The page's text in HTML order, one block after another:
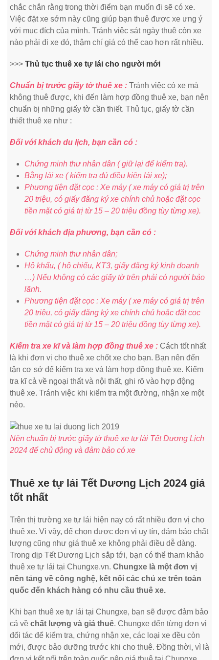
chắc chắn rằng trong thời điểm bạn muốn đi sẽ có xe.
Việc đặt xe sớm này cũng giúp bạn thuê được xe ưng ý
với mục đích của mình. Tránh việc sát ngày thuê còn xe
nào phải đi xe đó, thậm chí giá có thể cao hơn rất nhiều.
>>> Thủ tục thuê xe tự lái cho người mới
Chuẩn bị trước giấy tờ thuê xe : Tránh việc có xe mà
không thuê được, khi đến làm hợp đồng thuê xe, bạn nên
chuẩn bị những giấy tờ cần thiết. Thủ tục, giấy tờ cần
thiết thuê xe như :
Đối với khách du lịch, bạn cần có :
Chứng minh thư nhân dân ( giữ lại để kiểm tra).
Bằng lái xe ( kiểm tra đủ điều kiện lái xe);
Phương tiện đặt cọc : Xe máy ( xe máy có giá trị trên
20 triệu, có giấy đăng ký xe chính chủ hoặc đặt cọc
tiền mặt có giá trị từ 15 – 20 triệu đồng tùy từng xe).
Đối với khách địa phương, bạn cần có :
Chứng minh thư nhân dân;
Hộ khẩu, ( hộ chiếu, KT3, giấy đăng ký kinh doanh
…) Nếu không có các giấy tờ trên phải có người bảo
lãnh.
Phương tiện đặt cọc : Xe máy ( xe máy có giá trị trên
20 triệu, có giấy đăng ký xe chính chủ hoặc đặt cọc
tiền mặt có giá trị từ 15 – 20 triệu đồng tùy từng xe).
Kiểm tra xe kĩ và làm hợp đồng thuê xe : Cách tốt nhất
là khi đơn vị cho thuê xe chốt xe cho bạn. Bạn nên đến
tận cơ sở để kiểm tra xe và làm hợp đồng thuê xe. Kiểm
tra kĩ cả về ngoại thất và nội thất, ghi rõ vào hợp động
thuê xe. Tránh việc khi kiểm tra một đường, nhận xe một
nẻo.
Nên chuẩn bị trước giấy tờ thuê xe tự lái Tết Dương Lịch
2024 để chủ động và đảm bảo có xe
Thuê xe tự lái Tết Dương Lịch 2024 giá
tốt nhất
Trên thị trường xe tự lái hiện nay có rất nhiều đơn vị cho
thuê xe. Vì vậy, để chọn được đơn vị uy tín, đảm bảo chất
lượng cũng như giá thuê xe không phải điều dễ dàng.
Trong dịp Tết Dương Lịch sắp tới, bạn có thể tham khảo
thuê xe tự lái tại Chungxe.vn. Chungxe là một đơn vị
nền tảng về công nghệ, kết nối các chủ xe trên toàn
quốc đến khách hàng có nhu cầu thuê xe.
Khi bạn thuê xe tự lái tại Chungxe, bạn sẽ được đảm bảo
cả về chất lượng và giá thuê. Chungxe đến từng đơn vị
đối tác để kiểm tra, chứng nhận xe, các loại xe đều còn
mới, được bảo dưỡng trước khi cho thuê. Đồng thời, vì là